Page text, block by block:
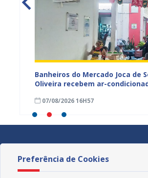
Banheiros do Mercado Joca de
Oliveira recebem ar-
07/08/2026 16H57
Preferência de Cookies